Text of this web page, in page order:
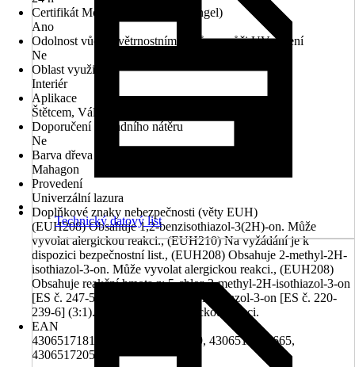
Certifikát Modrý anděl (Blauer Engel)
Ano
Odolnost vůči povětrnostním vlivům a vůči UV záření
Ne
Oblast využití
Interiér
Aplikace
Štětcem, Válečkem, Rozprašováním
Doporučení základního nátěru
Ne
Barva dřeva
Mahagon
Provedení
Univerzální lazura
Doplňkové znaky nebezpečnosti (věty EUH)
(EUH208) Obsahuje 1,2-benzisothiazol-3(2H)-on. Může
vyvolat alergickou reakci., (EUH210) Na vyžádání je k
dispozici bezpečnostní list., (EUH208) Obsahuje 2-methyl-2H-
isothiazol-3-on. Může vyvolat alergickou reakci., (EUH208)
Obsahuje reakční hmota z: 5-chlor-2-methyl-2H-isothiazol-3-on
[ES č. 247-500-7] a 2-methyl-2H-isothiazol-3-on [ES č. 220-
239-6] (3:1). Může vyvolat alergickou reakci.
EAN
4306517181307, 4306517201449, 4306517203665,
4306517205935
Technický datový list